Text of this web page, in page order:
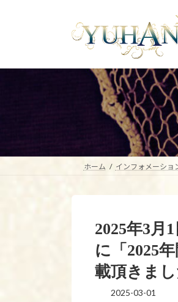
ツ
シ
ホーム インフォメーショ
2025年3月
に「2025
載頂きまし
2025-03-01